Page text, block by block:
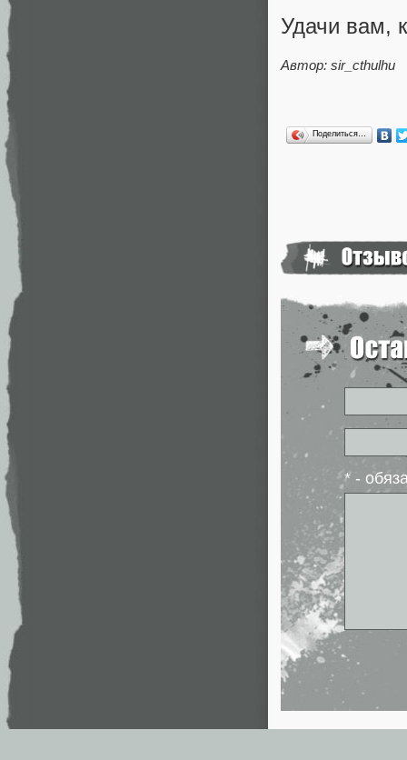
Удачи вам,
Автор: sir_cthulhu
Поделиться…
* -